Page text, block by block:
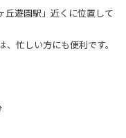
丘遊園駅」近くに位置して
忙しい方にも便利です。